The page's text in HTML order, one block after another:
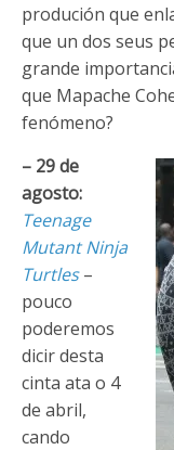
produción que
que un dos seus
grande
que Mapache
fenómeno?
– 29 de
agosto:
Teenage
Mutant Ninja
Turtles–
pouco
poderemos
dicir desta
cinta ata o 4
de abril,
cando